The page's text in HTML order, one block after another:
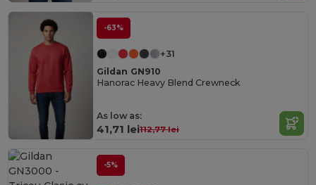
-63%
+31
Gildan GN910
Hanorac Heavy Blend Crewneck
As low as:
41,71 lei112,77 lei
-5%